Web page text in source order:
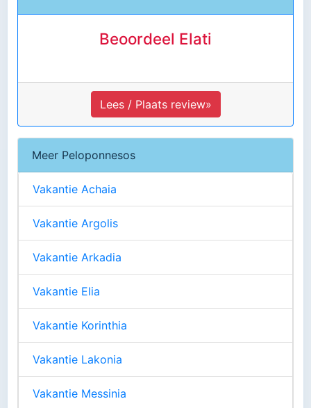
Beoordeel Elati
Lees / Plaats review»
Meer Peloponnesos
Vakantie Achaia
Vakantie Argolis
Vakantie Arkadia
Vakantie Elia
Vakantie Korinthia
Vakantie Lakonia
Vakantie Messinia